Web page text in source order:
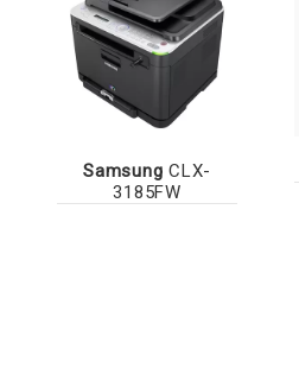
Samsung CLX-
3185FW